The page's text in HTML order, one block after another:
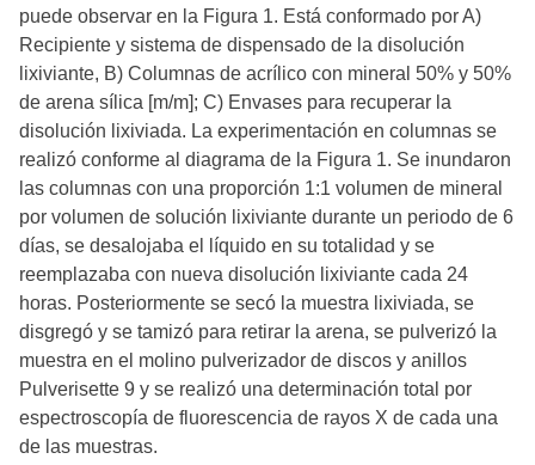
puede observar en la Figura 1. Está conformado por A)
Recipiente y sistema de dispensado de la disolución
lixiviante, B) Columnas de acrílico con mineral 50% y 50%
de arena sílica [m/m]; C) Envases para recuperar la
disolución lixiviada. La experimentación en columnas se
realizó conforme al diagrama de la Figura 1. Se inundaron
las columnas con una proporción 1:1 volumen de mineral
por volumen de solución lixiviante durante un periodo de 6
días, se desalojaba el líquido en su totalidad y se
reemplazaba con nueva disolución lixiviante cada 24
horas. Posteriormente se secó la muestra lixiviada, se
disgregó y se tamizó para retirar la arena, se pulverizó la
muestra en el molino pulverizador de discos y anillos
Pulverisette 9 y se realizó una determinación total por
espectroscopía de fluorescencia de rayos X de cada una
de las muestras.